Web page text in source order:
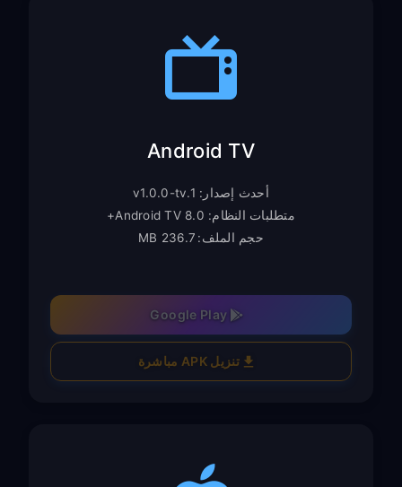
Android TV
أحدث إصدار: v1.0.0-tv.1
متطلبات النظام: Android TV 8.0+
حجم الملف: 236.7 MB
Google Play
تنزيل APK مباشرة